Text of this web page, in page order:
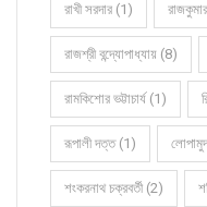
রাখী সরদার (1)
রাজশ্রী বন্দ্যোপাধ্যায় (8)
রামকিশোর ভট্টাচার্য (1)
রূপালী দত্ত (1)
শংকরনাথ চক্রবর্তী (2)